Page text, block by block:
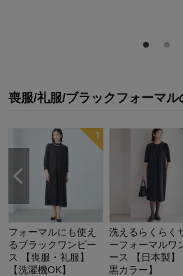
喪服/礼服/ブラックフォーマル
フォーマルにも使え
るブラックワンピー
ス 【喪服・礼服】
【洗濯機OK】
洗えるらくらく
ーフォーマルワ
ース 【日本製】
黒カラー】